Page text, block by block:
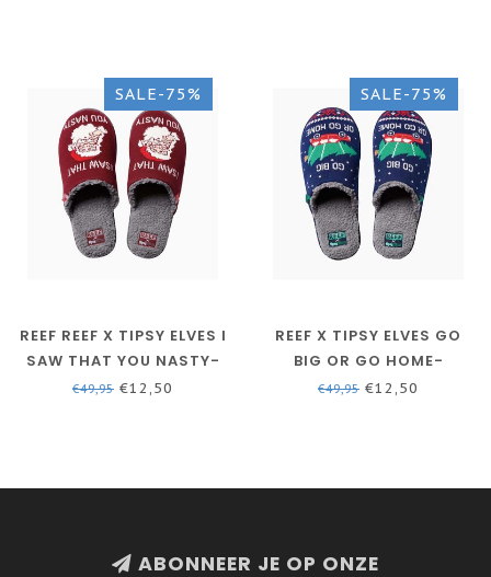
SALE-75%
REEF REEF X TIPSY ELVES I
SAW THAT YOU NASTY-
PANTOFFELS VOOR HEREN
€49,95 €12,50
SALE-75%
REEF X TIPSY ELVES GO
BIG OR GO HOME-
PANTOFFELS VOOR HEREN
€49,95 €12,50
ABONNEER JE OP ONZE